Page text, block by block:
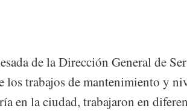
de la Dirección General de
los trabajos de mantenimiento y
en la ciudad, trabajaron en